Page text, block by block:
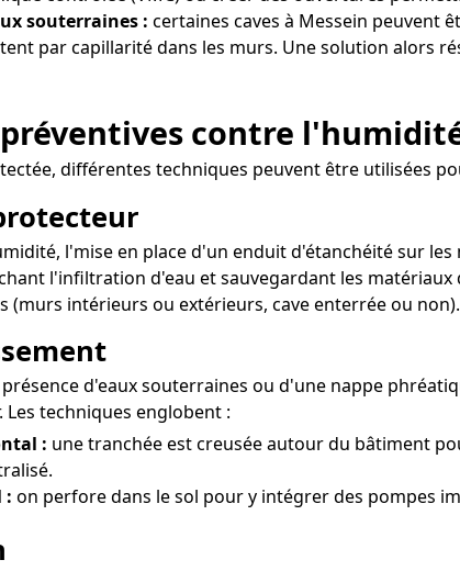
souterraines : certaines caves à Messein peuvent
par capillarité dans les murs. Une solution alors
contre
différentes techniques peuvent être utilisées
l'mise en place d'un enduit d'étanchéité sur
l'infiltration d'eau et sauvegardant les
(murs intérieurs ou extérieurs, cave enterrée ou non).
d'eaux souterraines ou d'une nappe
Les techniques englobent :
: une tranchée est creusée autour du bâtiment
: on perfore dans le sol pour y intégrer des pompes